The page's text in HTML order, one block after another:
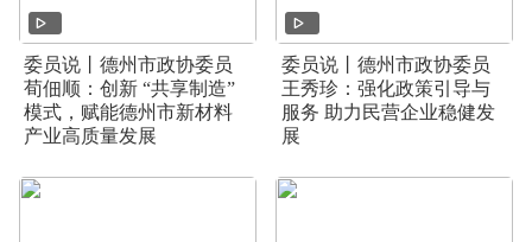
委员说丨德州市政协委员
荀佃顺：创新 “共享制造”
模式，赋能德州市新材料
产业高质量发展
委员说丨德州市政协委员
王秀珍：强化政策引导与
服务 助力民营企业稳健发
展